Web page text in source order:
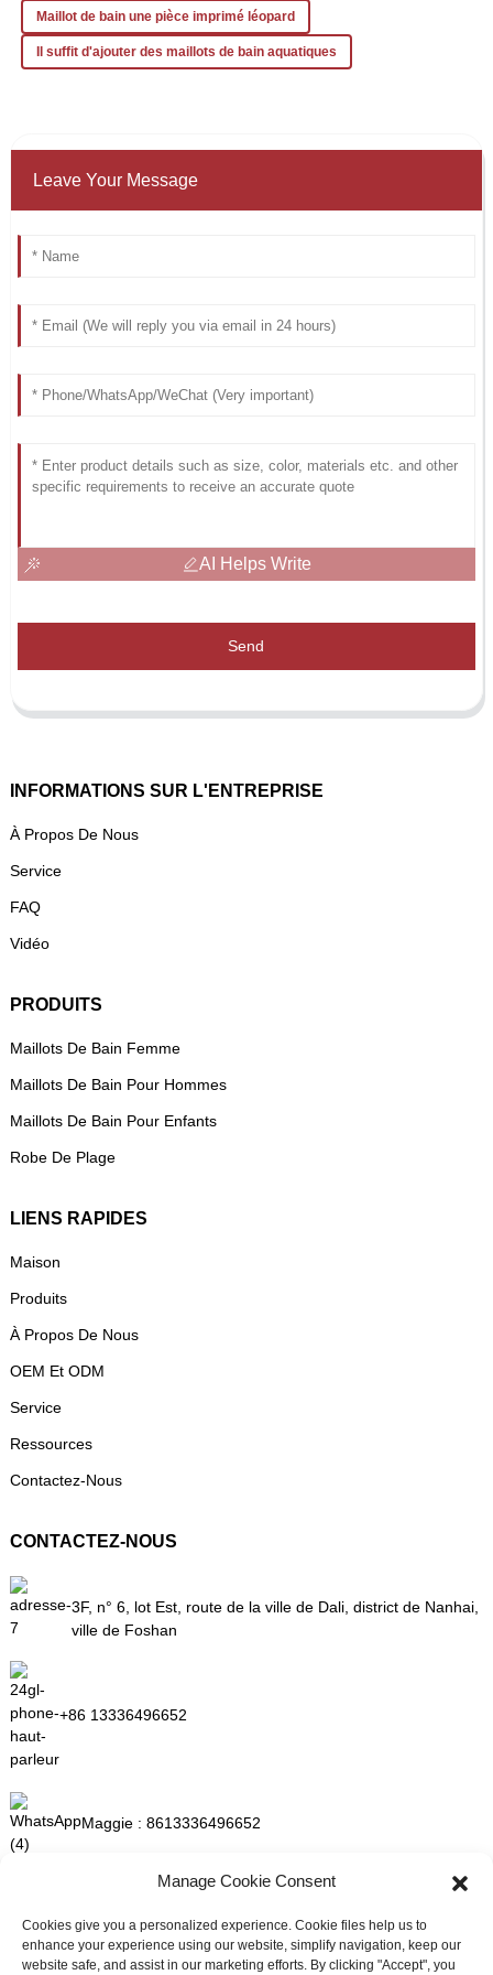
Maillot de bain une pièce imprimé léopard
Il suffit d'ajouter des maillots de bain aquatiques
Leave Your Message
AI Helps Write
Send
INFORMATIONS SUR L'ENTREPRISE
À Propos De Nous
Service
FAQ
Vidéo
PRODUITS
Maillots De Bain Femme
Maillots De Bain Pour Hommes
Maillots De Bain Pour Enfants
Robe De Plage
LIENS RAPIDES
Maison
Produits
À Propos De Nous
OEM Et ODM
Service
Ressources
Contactez-Nous
CONTACTEZ-NOUS
3F, n° 6, lot Est, route de la ville de Dali, district de Nanhai,
ville de Foshan
+86 13336496652
Maggie : 8613336496652
Manage Cookie Consent
Cookies give you a personalized experience. Cookie files help us to
enhance your experience using our website, simplify navigation, keep our
website safe, and assist in our marketing efforts. By clicking "Accept", you